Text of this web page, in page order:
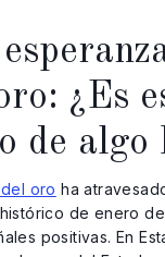
¿Es
de algo
oro ha
de enero
positivas. En